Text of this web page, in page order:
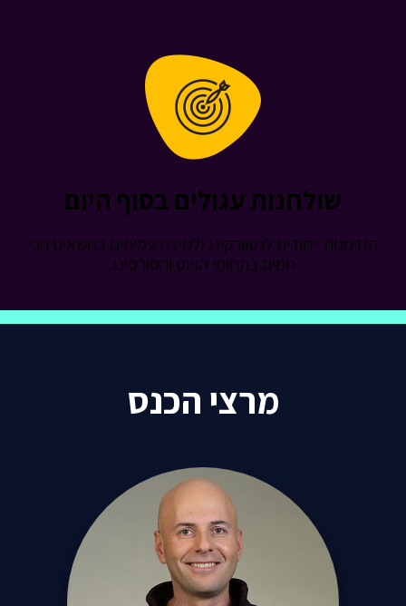
שולחנות עגולים בסוף היום
ייחודית לנטוורקינג ולמידת עמיתים בנושאים הכי
חמים בתחומי הגיוס והסורסינג
מרצי הכנס